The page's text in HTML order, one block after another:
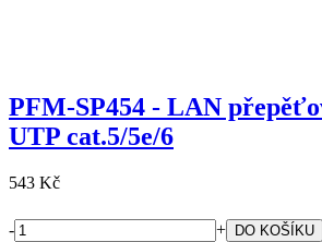
PFM-SP454 - LAN
UTP cat.5/5e/6
543 Kč
- +